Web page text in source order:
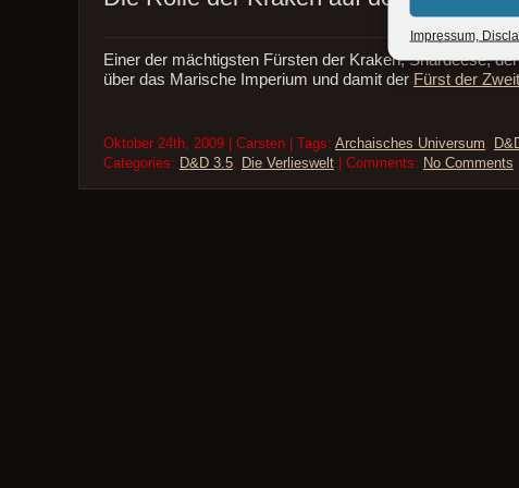
Impressum,
Einer der mächtigsten Fürsten der Kraken, Shardeese,
über das Marische Imperium und damit der Fürst der
Oktober 24th, 2009 | Carsten | Tags: Archaisches Universum
Categories: D&D 3.5, Die Verlieswelt| Comments: No Comments